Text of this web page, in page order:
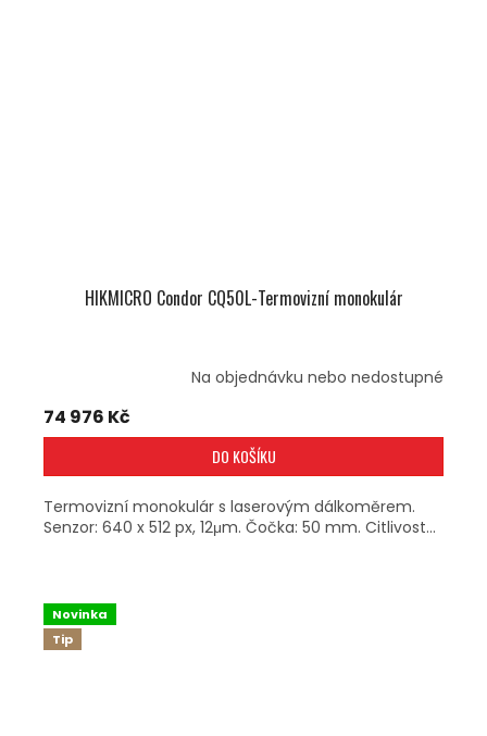
HIKMICRO Condor CQ50L-Termovizní monokulár
Na objednávku nebo nedostupné
74 976 Kč
DO KOŠÍKU
Termovizní monokulár s laserovým dálkoměrem.
Senzor: 640 x 512 px, 12μm. Čočka: 50 mm. Citlivost...
Novinka
Tip